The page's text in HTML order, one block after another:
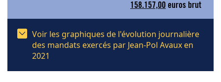
158.157,00 euros brut
Voir les graphiques de l'évolution journalière
des mandats exercés par Jean-Pol Avaux en
2021